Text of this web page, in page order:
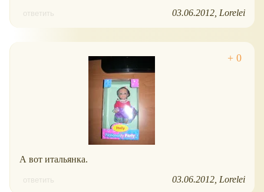
ответить 03.06.2012 Lorelei
А вот итальянка.
ответить 03.06.2012 Lorelei